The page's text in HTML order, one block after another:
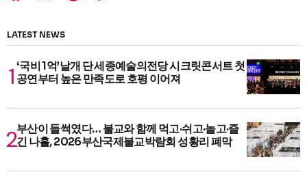
LATEST NEWS
‘국비 1억’날개 단 세종예술의전당 시크릿콘서트 첫
공연부터 높은 만족도로 호평 이어져
부산이 들썩였다… 불교와 함께 먹고·쉬고·놀고·즐
긴 나흘, 2026부산국제불교박람회 성황리 폐막